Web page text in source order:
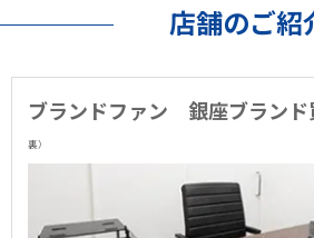
店舗のご紹
ブランドファン 銀座ブランド
裏）